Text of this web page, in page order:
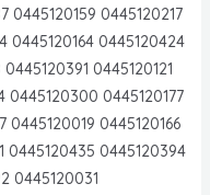
0445120159 0445120217
0445120164 0445120424
0445120121
0445120300 0445120177
0445120019 0445120166
0445120435 0445120394
0445120031